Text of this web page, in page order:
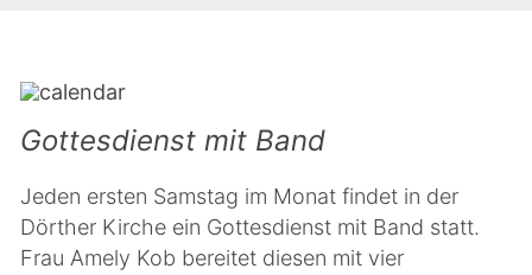
Gottesdienst mit Band
Jeden ersten Samstag im Monat findet in der
Dörther Kirche ein Gottesdienst mit Band statt.
Frau Amely Kob bereitet diesen mit vier